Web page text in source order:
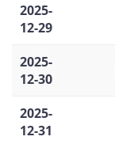
2025-
12-29
2025-
12-30
2025-
12-31